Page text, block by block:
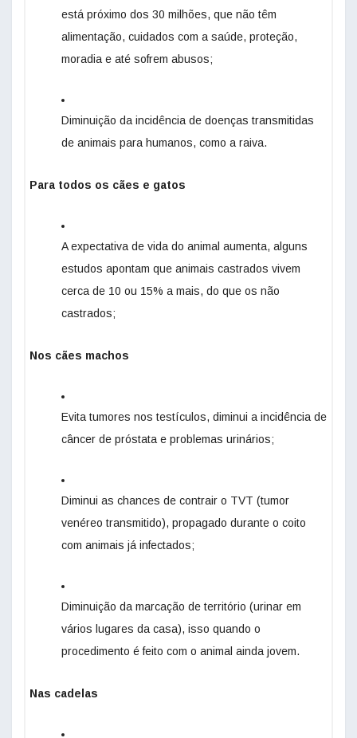
está próximo dos 30 milhões, que não têm
alimentação, cuidados com a saúde, proteção,
moradia e até sofrem abusos;
Diminuição da incidência de doenças transmitidas
de animais para humanos, como a raiva.
Para todos os cães e gatos
A expectativa de vida do animal aumenta, alguns
estudos apontam que animais castrados vivem
cerca de 10 ou 15% a mais, do que os não
castrados;
Nos cães machos
Evita tumores nos testículos, diminui a incidência de
câncer de próstata e problemas urinários;
Diminui as chances de contrair o TVT (tumor
venéreo transmitido), propagado durante o coito
com animais já infectados;
Diminuição da marcação de território (urinar em
vários lugares da casa), isso quando o
procedimento é feito com o animal ainda jovem.
Nas cadelas